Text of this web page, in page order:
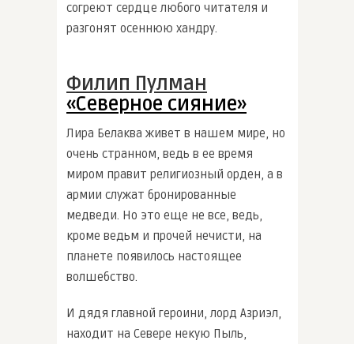
согреют сердце любого читателя и
разгонят осеннюю хандру.
Филип Пулман
«Северное сияние»
Лира Белаква живет в нашем мире, но
очень странном, ведь в ее время
миром правит религиозный орден, а в
армии служат бронированные
медведи. Но это еще не все, ведь,
кроме ведьм и прочей нечисти, на
планете появилось настоящее
волшебство.
И дядя главной героини, лорд Азриэл,
находит на Севере некую Пыль,